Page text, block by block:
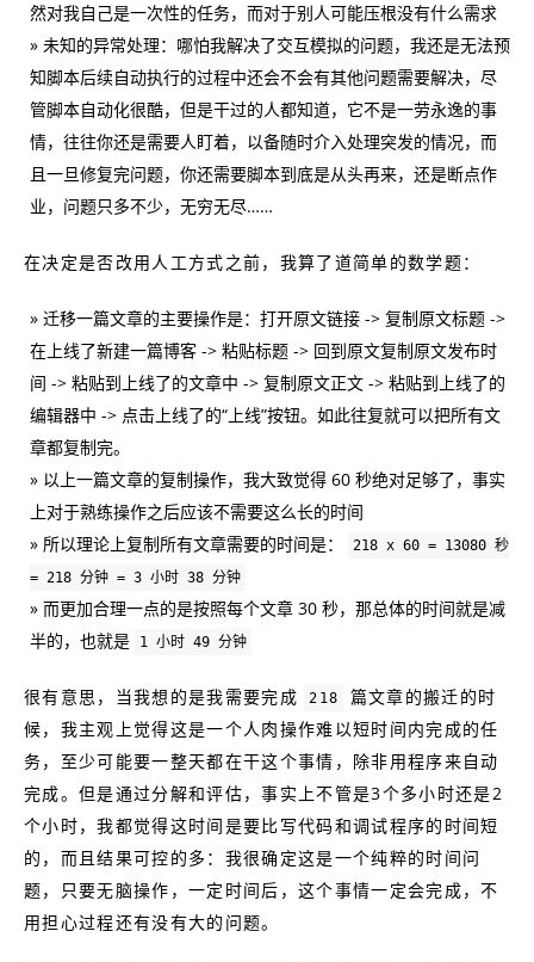
然对我自己是一次性的任务，而对于别人可能压根没有什么需求
未知的异常处理：哪怕我解决了交互模拟的问题，我还是无法预
知脚本后续自动执行的过程中还会不会有其他问题需要解决，尽
管脚本自动化很酷，但是干过的人都知道，它不是一劳永逸的事
情，往往你还是需要人盯着，以备随时介入处理突发的情况，而
且一旦修复完问题，你还需要脚本到底是从头再来，还是断点作
业，问题只多不少，无穷无尽……
在决定是否改用人工方式之前，我算了道简单的数学题：
迁移一篇文章的主要操作是：打开原文链接 -> 复制原文标题 ->
在上线了新建一篇博客 -> 粘贴标题 -> 回到原文复制原文发布时
间 -> 粘贴到上线了的文章中 -> 复制原文正文 -> 粘贴到上线了的
编辑器中 -> 点击上线了的“上线”按钮。如此往复就可以把所有文
章都复制完。
以上一篇文章的复制操作，我大致觉得 60 秒绝对足够了，事实
上对于熟练操作之后应该不需要这么长的时间
所以理论上复制所有文章需要的时间是：
218 x 60 = 13080 秒
= 218 分钟 = 3 小时 38 分钟
而更加合理一点的是按照每个文章 30 秒，那总体的时间就是减
半的，也就是
1 小时 49 分钟
很有意思，当我想的是我需要完成 218
篇文章的搬迁的时
候，我主观上觉得这是一个人肉操作难以短时间内完成的任
务，至少可能要一整天都在干这个事情，除非用程序来自动
完成。但是通过分解和评估，事实上不管是3个多小时还是2
个小时，我都觉得这时间是要比写代码和调试程序的时间短
的，而且结果可控的多：我很确定这是一个纯粹的时间问
题，只要无脑操作，一定时间后，这个事情一定会完成，不
用担心过程还有没有大的问题。